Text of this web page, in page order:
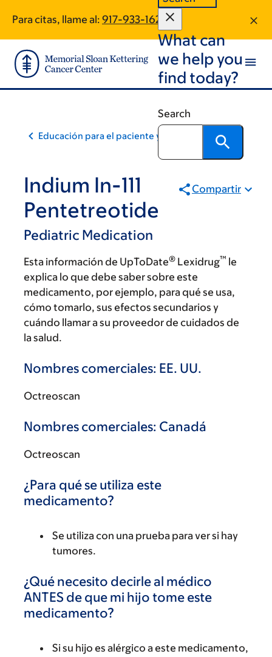
main
content
footer
Para citas, llame al: 917-933-1627
What can
we help you
find today?
Search
Educación para el paciente y la comunidad
Indium In-111
Pentetreotide
Pediatric Medication
Compartir
Esta información de UpToDate® Lexidrug™ le
explica lo que debe saber sobre este
medicamento, por ejemplo, para qué se usa,
cómo tomarlo, sus efectos secundarios y
cuándo llamar a su proveedor de cuidados de
la salud.
Nombres comerciales: EE. UU.
Octreoscan
Nombres comerciales: Canadá
Octreoscan
¿Para qué se utiliza este
medicamento?
Se utiliza con una prueba para ver si hay
tumores.
¿Qué necesito decirle al médico
ANTES de que mi hijo tome este
medicamento?
Si su hijo es alérgico a este medicamento,